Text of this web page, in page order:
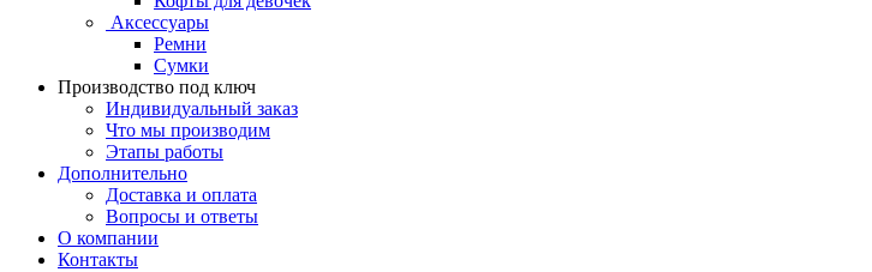
Аксессуары
Ремни
Сумки
Производство под ключ
Индивидуальный заказ
Что мы производим
Этапы работы
Дополнительно
Доставка и оплата
Вопросы и ответы
О компании
Контакты